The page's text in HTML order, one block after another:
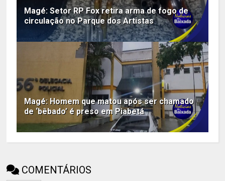
Magé: Setor RP Fox retira arma de fogo de
circulação no Parque dos Artistas
Magé: Homem que matou após ser chamado
de ‘bêbado’ é preso em Piabetá
COMENTÁRIOS